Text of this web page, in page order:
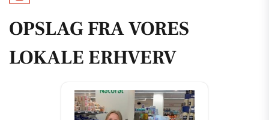
OPSLAG FRA VORES
LOKALE ERHVERV